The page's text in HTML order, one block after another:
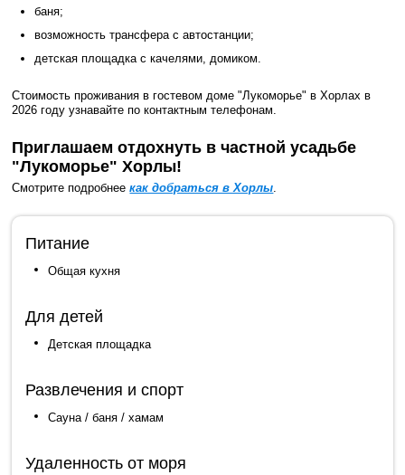
баня;
возможность трансфера с автостанции;
детская площадка с качелями, домиком.
Стоимость проживания в гостевом доме "Лукоморье" в Хорлах в
2026 году узнавайте по контактным телефонам.
Приглашаем отдохнуть в частной усадьбе
"Лукоморье" Хорлы!
Смотрите подробнеекак добраться в Хорлы
Питание
Общая кухня
Для детей
Детская площадка
Развлечения и спорт
Сауна / баня / хамам
Удаленность от моря